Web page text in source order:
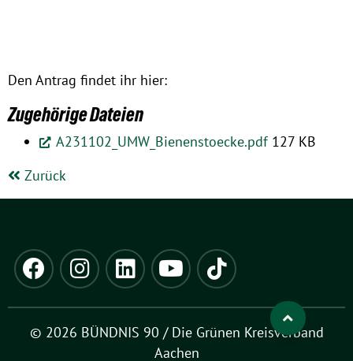
Den Antrag findet ihr hier:
Zugehörige Dateien
A231102_UMW_Bienenstoecke.pdf 127 KB
Zurück
© 2026 BÜNDNIS 90 / Die Grünen Kreisverband
Aachen